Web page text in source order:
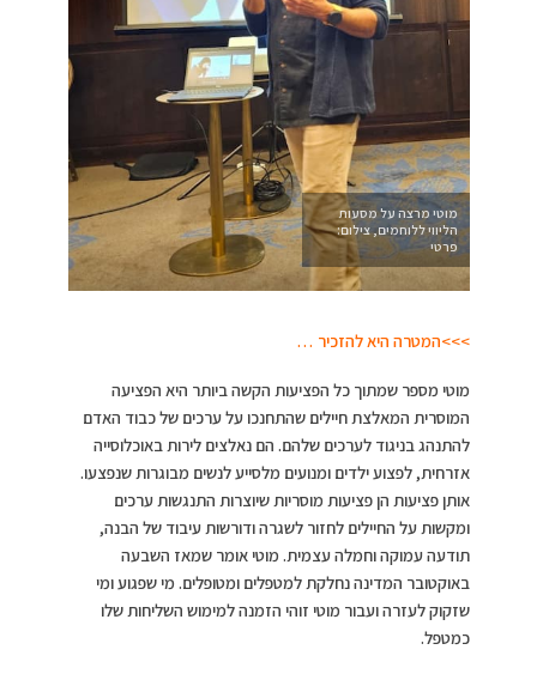
מוטי מרצה על מסעות
הליווי ללוחמים, צילום:
פרטי
>>>המטרה היא להזכיר …
מוטי מספר שמתוך כל הפציעות הקשה ביותר היא הפציעה
המוסרית המאלצת חיילים שהתחנכו על ערכים של כבוד האדם
להתנהג בניגוד לערכים שלהם. הם נאלצים לירות באוכלוסייה
אזרחית, לפצוע ילדים ומנועים מלסייע לנשים מבוגרות שנפצעו.
אותן פציעות הן פציעות מוסריות שיוצרות התנגשות ערכים
ומקשות על החיילים לחזור לשגרה ודורשות עיבוד של הבנה,
תודעה עמוקה וחמלה עצמית. מוטי אומר שמאז השבעה
באוקטובר המדינה נחלקת למטפלים ומטופלים. מי שפגוע ומי
שזקוק לעזרה ועבור מוטי זוהי הזמנה למימוש השליחות שלו
כמטפל.